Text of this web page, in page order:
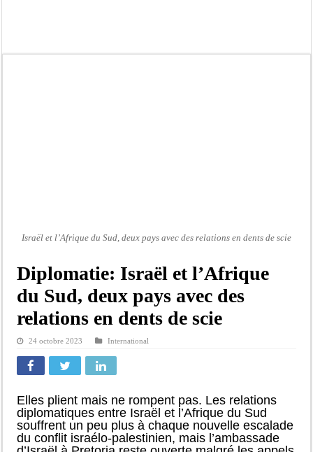
Israël et l’Afrique du Sud, deux pays avec des relations en dents de scie
Diplomatie: Israël et l’Afrique
du Sud, deux pays avec des
relations en dents de scie
24 octobre 2023 International
Elles plient mais ne rompent pas. Les relations
diplomatiques entre Israël et l’Afrique du Sud
souffrent un peu plus à chaque nouvelle escalade
du conflit israélo-palestinien, mais l’ambassade